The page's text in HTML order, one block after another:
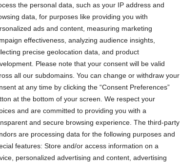
the personal data, such as your IP address and
data, for purposes like providing you with
ads and content, measuring marketing
effectiveness, analyzing audience insights,
precise geolocation data, and product
Please note that your consent will be valid
all our subdomains. You can change or withdraw your
at any time by clicking the “Consent Preferences”
at the bottom of your screen. We respect your
and are committed to providing you with a
and secure browsing experience. The third-party
are processing data for the following purposes and
features: Store and/or access information on a
personalized advertising and content, advertising